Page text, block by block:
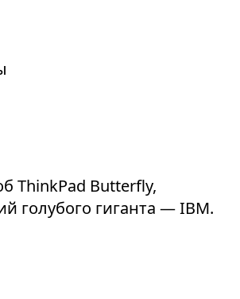
ThinkPad Butterfly,
голубого гиганта — IBM.